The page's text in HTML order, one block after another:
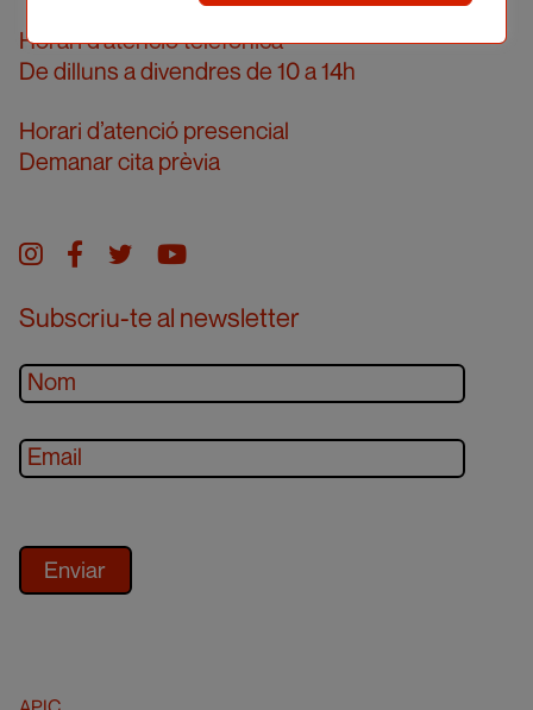
Horari d’atenció telefònica
De dilluns a divendres de 10 a 14h
Horari d’atenció presencial
Demanar cita prèvia
Instagram
facebook
twitteryoutube
Subscriu-te al newsletter